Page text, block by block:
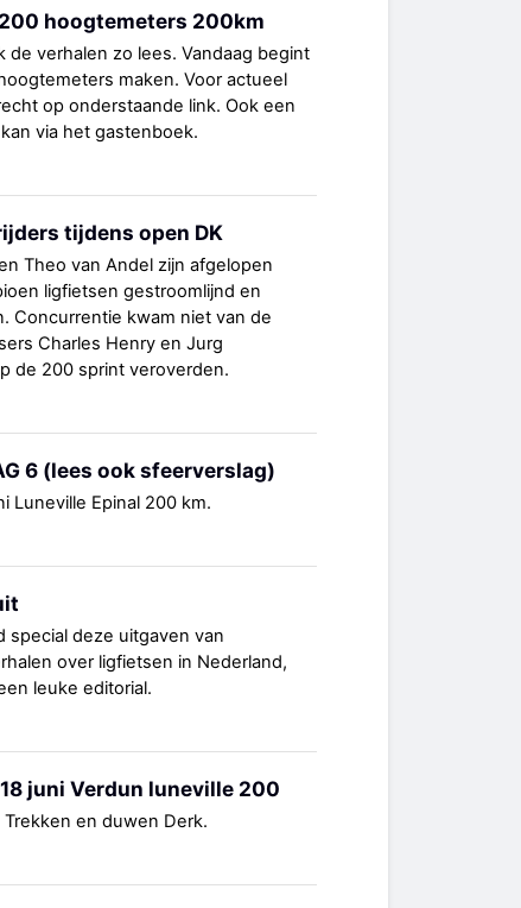
hoogtemeters 200km
de verhalen zo lees. Vandaag begint
maken. Voor actueel
op onderstaande link. Ook een
via het gastenboek.
tijdens open DK
Theo van Andel zijn afgelopen
ligfietsen gestroomlijnd en
Concurrentie kwam niet van de
Charles Henry en Jurg
de 200 sprint veroverden.
6 (lees ook sfeerverslag)
Luneville Epinal 200 km.
special deze uitgaven van
over ligfietsen in Nederland,
leuke editorial.
juni Verdun luneville 200
en duwen Derk.